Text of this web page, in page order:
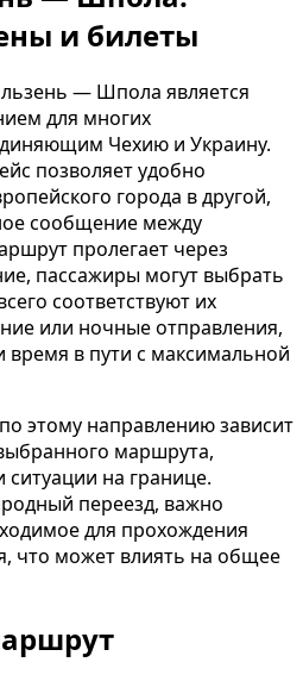
и билеты
— Шпола является
для многих
Чехию и Украину.
позволяет удобно
города в другой,
сообщение между
пролегает через
пассажиры могут выбрать
соответствуют их
или ночные отправления,
в пути с максимальной
этому направлению зависит
маршрута,
ситуации на границе.
переезд, важно
для прохождения
что может влиять на общее